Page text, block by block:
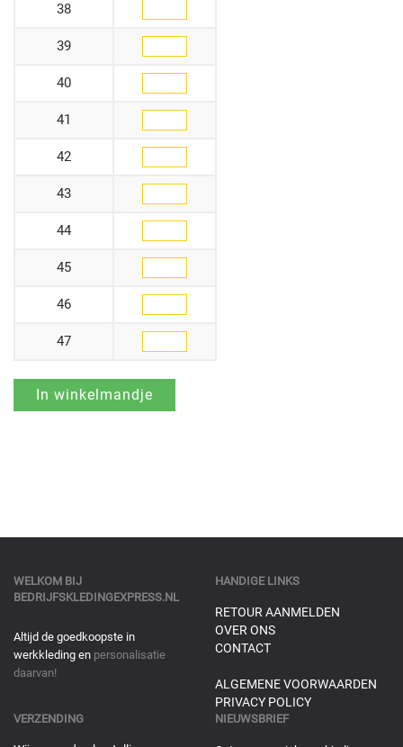
38
39
40
41
42
43
44
45
46
47
WELKOM BIJ
BEDRIJFSKLEDINGEXPRESS.NL
Altijd de goedkoopste in
werkkleding en personalisatie
daarvan!
HANDIGE LINKS
RETOUR AANMELDEN
OVER ONS
CONTACT
ALGEMENE VOORWAARDEN
PRIVACY POLICY
VERZENDING NIEUWSBRIEF